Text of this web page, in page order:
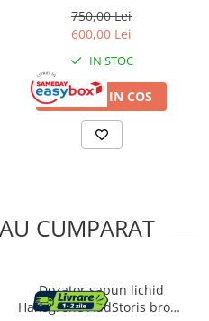
750,00 Lei
600,00 Lei
IN STOC
ADAUGA IN COS
CUMPARAT
Dozator sapun lichid
Hansgrohe AddStoris bronz